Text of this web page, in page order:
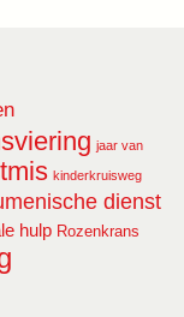
jaar van
kinderkruisweg
dienst
hulp Rozenkrans